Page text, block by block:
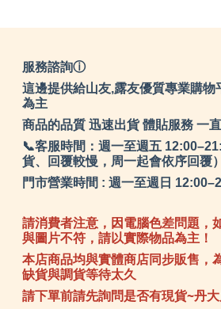
服務諮詢ⓘ
這邊提供給山友,露友優質專業購物
為主
商品的品質 迅速出貨 體貼服務 一
📞客服時間：週一至週五
貨、回覆較慢，周一起會依序回覆）
門市營業時間 : 週一至週日
請消費者注意，因電腦色差問題，
與圖片不符，請以實際物品為主！
本店商品均與實體商店同步販售，
缺貨與調貨等待太久
請下單前請先詢問是否有現貨~丹大